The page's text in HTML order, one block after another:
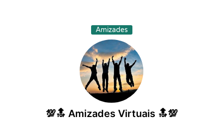
Amizades
💯🔝 Amizades Virtuais 🔝💯